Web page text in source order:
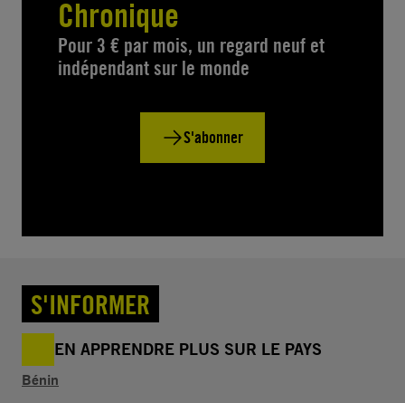
Chronique
Pour 3 € par mois, un regard neuf et
indépendant sur le monde
S'abonner
S'INFORMER
EN APPRENDRE PLUS SUR LE PAYS
Bénin